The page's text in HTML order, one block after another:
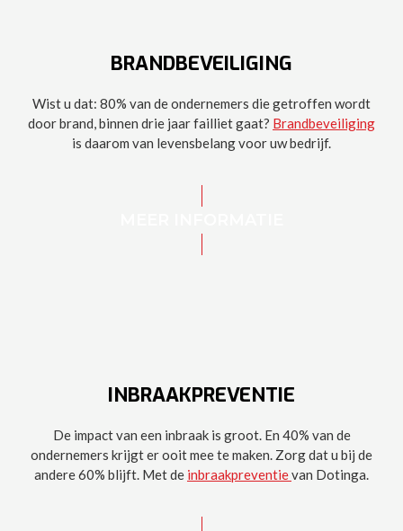
BRANDBEVEILIGING
Wist u dat: 80% van de ondernemers die getroffen wordt
door brand, binnen drie jaar failliet gaat? Brandbeveiliging
is daarom van levensbelang voor uw bedrijf.
INBRAAKPREVENTIE
De impact van een inbraak is groot. En 40% van de
ondernemers krijgt er ooit mee te maken. Zorg dat u bij de
andere 60% blijft. Met de inbraakpreventievan Dotinga.